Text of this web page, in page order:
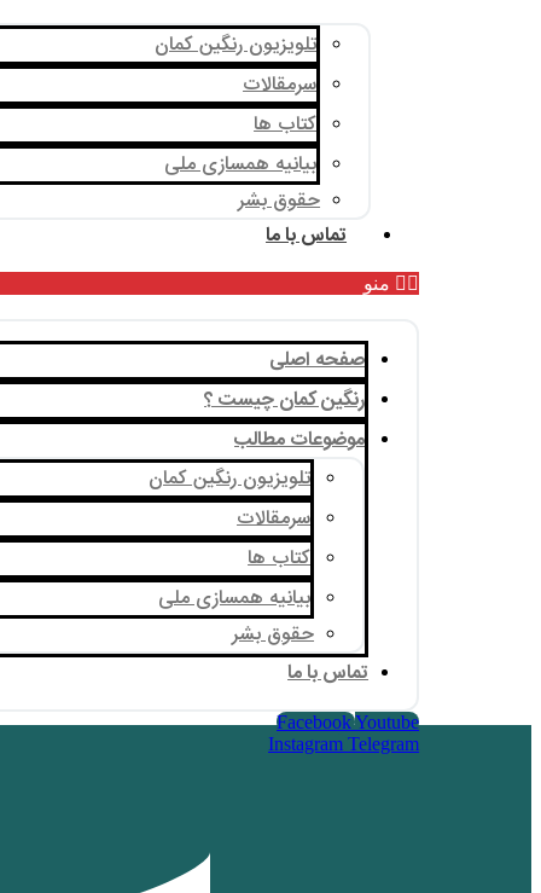
تلویزیون رنگین کمان
سرمقالات
کتاب ها
بیانیه همسازی ملی
حقوق بشر
تماس با ما
منو
صفحه اصلی
رنگین کمان چیست ؟
موضوعات مطالب
تلویزیون رنگین کمان
سرمقالات
کتاب ها
بیانیه همسازی ملی
حقوق بشر
تماس با ما
FacebookYoutube
Instagram Telegram